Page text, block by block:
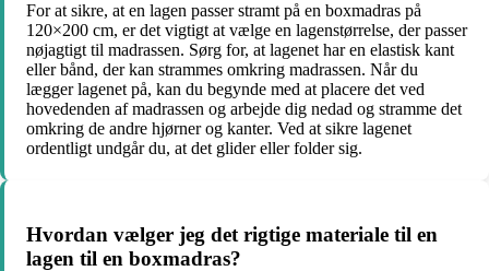
For at sikre, at en lagen passer stramt på en boxmadras på
120×200 cm, er det vigtigt at vælge en lagenstørrelse, der passer
nøjagtigt til madrassen. Sørg for, at lagenet har en elastisk kant
eller bånd, der kan strammes omkring madrassen. Når du
lægger lagenet på, kan du begynde med at placere det ved
hovedenden af madrassen og arbejde dig nedad og stramme det
omkring de andre hjørner og kanter. Ved at sikre lagenet
ordentligt undgår du, at det glider eller folder sig.
Hvordan vælger jeg det rigtige materiale til en
lagen til en boxmadras?